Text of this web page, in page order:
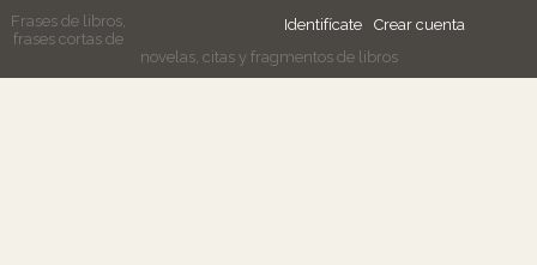
Identifícate Crear cuenta
Frases de libros,
frases cortas de
novelas, citas y fragmentos de libros